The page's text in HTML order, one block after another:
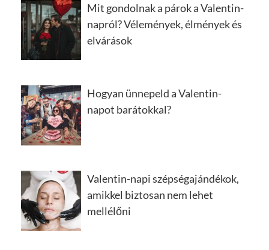
Mit gondolnak a párok a Valentin-
napról? Vélemények, élmények és
elvárások
Hogyan ünnepeld a Valentin-
napot barátokkal?
Valentin-napi szépségajándékok,
amikkel biztosan nem lehet
mellélőni